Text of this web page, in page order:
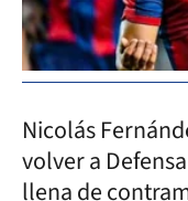
Nicolás
volver a
llena de